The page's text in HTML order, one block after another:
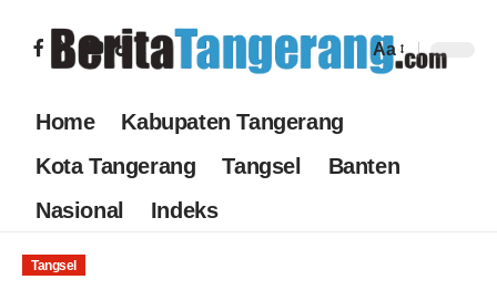
Aa
Home
Kabupaten Tangerang
Kota Tangerang
Tangsel
Banten
Nasional
Indeks
Tangsel